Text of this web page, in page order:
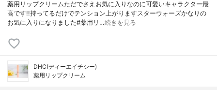
薬用リップクリームただでさえお気に入りなのに可愛いキャラクター最
高です!!持ってるだけでテンション上がりますスターウォーズかなりの
お気に入りになりました#薬用リ…続きを見る
DHC(ディーエイチシー)
薬用リップクリーム